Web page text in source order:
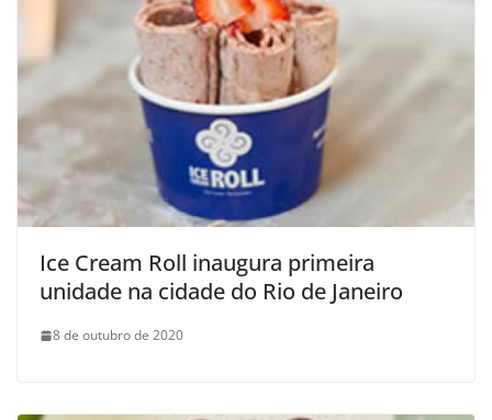
Ice Cream Roll inaugura primeira
unidade na cidade do Rio de Janeiro
8 de outubro de 2020